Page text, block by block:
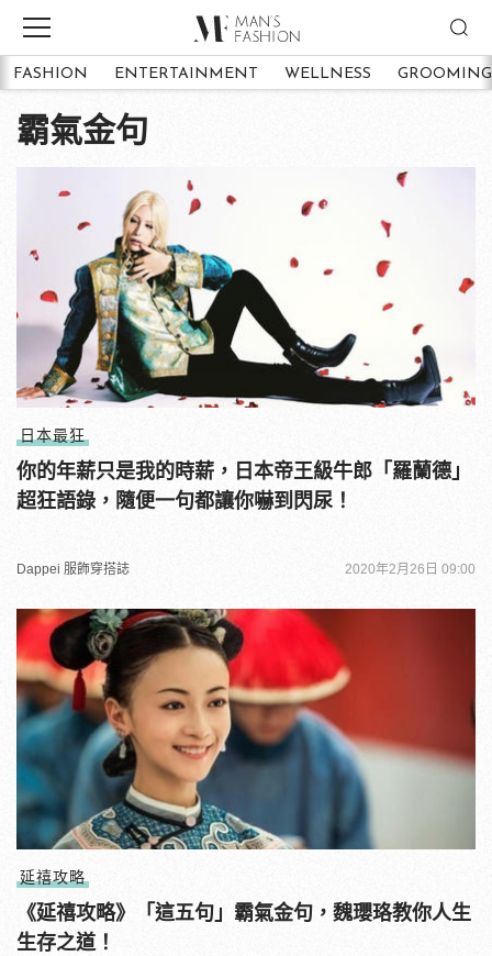
FASHION ENTERTAINMENT WELLNESS GROOMING
霸氣金句
日本最狂
你的年薪只是我的時薪，日本帝王級牛郎「羅蘭德」
超狂語錄，隨便一句都讓你嚇到閃尿！
Dappei 服飾穿搭誌 2020年2月26日 09:00
延禧攻略
《延禧攻略》「這五句」霸氣金句，魏瓔珞教你人生
生存之道！